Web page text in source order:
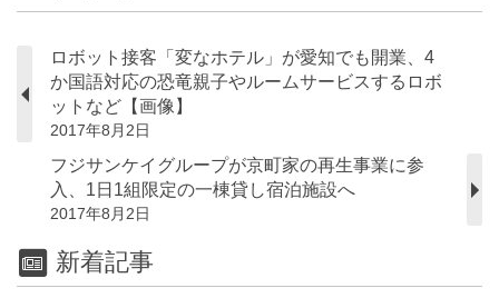
ロボット接客「変なホテル」が愛知でも開業、4
か国語対応の恐竜親子やルームサービスするロボ
ットなど【画像】
2017年8月2日
フジサンケイグループが京町家の再生事業に参
入、1日1組限定の一棟貸し宿泊施設へ
2017年8月2日
新着記事